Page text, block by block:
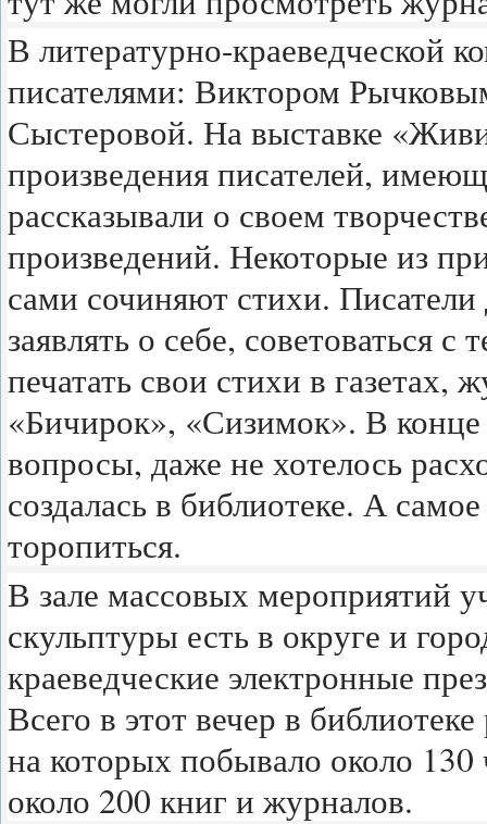
В литературно-краеведческой
писателями: Виктором
Сыстеровой. На выставке
произведения писателей,
рассказывали о своем
произведений. Некоторые из
сами сочиняют стихи. Писатели
заявлять о себе, советоваться
печатать свои стихи в
«Бичирок», «Сизимок». В конце
вопросы, даже не хотелось
создалась в библиотеке. А
торопиться.
В зале массовых мероприятий
скульптуры есть в округе и
краеведческие электронные
Всего в этот вечер в
на которых побывало около 130
около 200 книг и журналов.